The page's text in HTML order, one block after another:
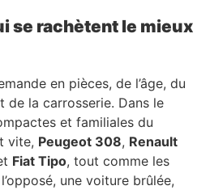
se rachètent le mieux
en pièces, de l’âge, du
de la carrosserie. Dans le
et familiales du
vite, Peugeot 308, Renault
Fiat Tipo, tout comme les
une voiture brûlée,